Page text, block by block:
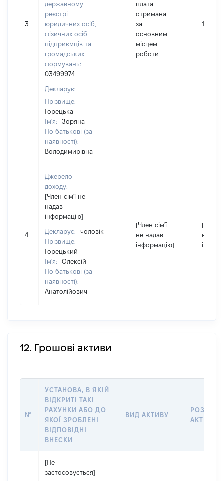
3
державному
реєстрі
юридичних осіб,
фізичних осіб –
підприємців та
громадських
формувань:
03499974
Декларує:
Прізвище:
Горецька
Ім'я:
Зоряна
По батькові (за
наявності):
Володимирівна
плата
отримана
за
основним
місцем
роботи
178072
4
Джерело
доходу:
[Член сім'ї не
надав
інформацію]
Декларує:
чоловік
Прізвище:
Горецький
Ім'я:
Олексій
По батькові (за
наявності):
Анатолійович
[Член сім'ї
не надав
інформацію]
[Член
не
12. Грошові активи
№
УСТАНОВА, В ЯКІЙ
ВІДКРИТІ ТАКІ
РАХУНКИ АБО ДО
ЯКОЇ ЗРОБЛЕНІ
ВІДПОВІДНІ
ВНЕСКИ
ВИД АКТИВУ
РОЗМІР
АКТИВУ
[Не
застосовується]